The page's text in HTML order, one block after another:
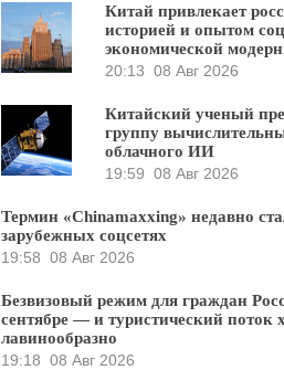
Китай привлекает
историей и опытом
экономической
20:13 08 Авг 2026
Китайский ученый
группу
облачного ИИ
19:59 08 Авг 2026
Термин «Chinamaxxing» недавно
зарубежных соцсетях
19:58 08 Авг 2026
Безвизовый режим для граждан
сентябре — и туристический поток
лавинообразно
19:18 08 Авг 2026